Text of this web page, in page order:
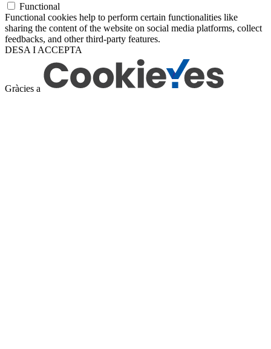
Functional
Functional cookies help to perform certain functionalities like
sharing the content of the website on social media platforms, collect
feedbacks, and other third-party features.
DESA I ACCEPTA
Gràcies a